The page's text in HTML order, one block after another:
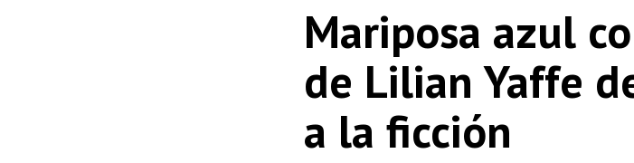
Mariposa azul
de Lilian Yaffe
a la ficción